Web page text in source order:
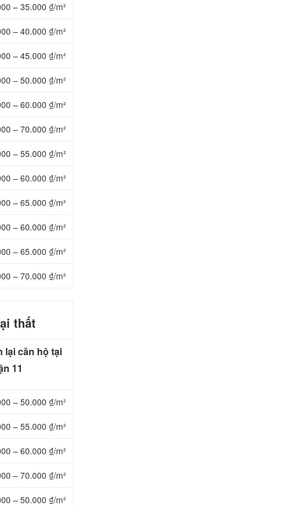
– 35.000 ₫/m²
– 40.000 ₫/m²
– 45.000 ₫/m²
– 50.000 ₫/m²
– 60.000 ₫/m²
– 70.000 ₫/m²
– 55.000 ₫/m²
– 60.000 ₫/m²
– 65.000 ₫/m²
– 60.000 ₫/m²
– 65.000 ₫/m²
– 70.000 ₫/m²
thất
lại căn hộ tại
11
– 50.000 ₫/m²
– 55.000 ₫/m²
– 60.000 ₫/m²
– 70.000 ₫/m²
– 50.000 ₫/m²